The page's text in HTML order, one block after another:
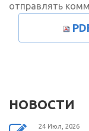
отправлять
НОВОСТИ
24 Июл, 2026